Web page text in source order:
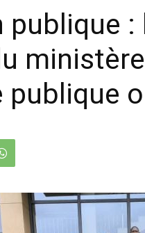
publique :
publique